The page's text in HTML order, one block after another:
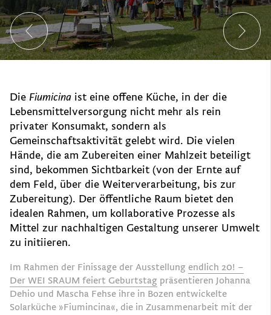
Die Fiumicina ist eine offene Küche, in der die
Lebensmittelversorgung nicht mehr als rein
privater Konsumakt, sondern als
Gemeinschaftsaktivität gelebt wird. Die vielen
Hände, die am Zubereiten einer Mahlzeit beteiligt
sind, bekommen Sichtbarkeit (von der Ernte auf
dem Feld, über die Weiterverarbeitung, bis zur
Zubereitung). Der öffentliche Raum bietet den
idealen Rahmen, um kollaborative Prozesse als
Mittel zur nachhaltigen Gestaltung unserer Umwelt
zu initiieren.
Im Rahmen der Finissage der Ausstellung endlich 20! –
Der WEI SRAUM feiert Geburtstag präsentieren Johanna
Dehio und Mascha Fehse ihre in Bozen entwickelte
Solarküche »Fiumincina«, die in Zusammenarbeit mit der